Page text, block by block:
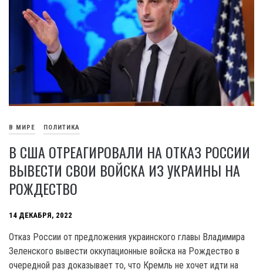
В МИРЕ ПОЛИТИКА
В США ОТРЕАГИРОВАЛИ НА ОТКАЗ РОССИИ
ВЫВЕСТИ СВОИ ВОЙСКА ИЗ УКРАИНЫ НА
РОЖДЕСТВО
14 ДЕКАБРЯ, 2022
Отказ России от предложения украинского главы Владимира
Зеленского вывести оккупационные войска на Рождество в
очередной раз доказывает то, что Кремль не хочет идти на